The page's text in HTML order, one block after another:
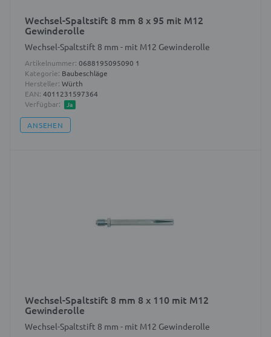
Wechsel-Spaltstift 8 mm 8 x 95 mit M12
Gewinderolle
Wechsel-Spaltstift 8 mm - mit M12 Gewinderolle
Artikelnummer: 0688195095090 1
Kategorie: Baubeschläge
Hersteller: Würth
EAN: 4011231597364
Verfügbar:
Ja
ANSEHEN
Wechsel-Spaltstift 8 mm 8 x 110 mit M12
Gewinderolle
Wechsel-Spaltstift 8 mm - mit M12 Gewinderolle